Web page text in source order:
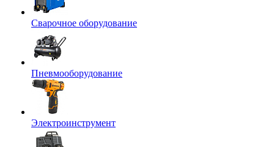
Сварочное оборудование
Пневмооборудование
Электроинструмент